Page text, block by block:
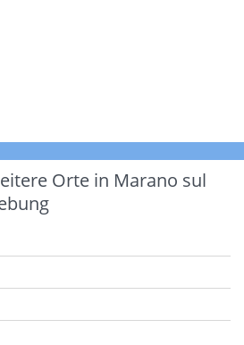
Orte in Marano sul